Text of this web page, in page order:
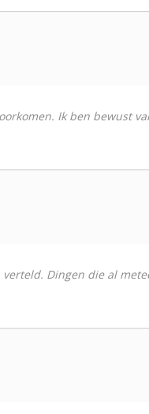
Ik ben bewust
Dingen die al